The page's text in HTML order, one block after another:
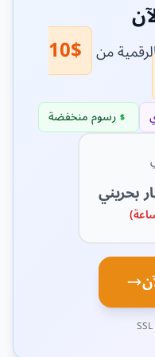
من $10
رسوم منخفضة
بحريني